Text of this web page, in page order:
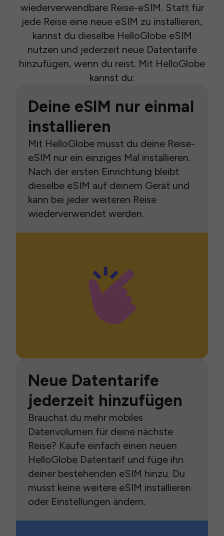
wiederverwendbare Reise-eSIM. Statt für
jede Reise eine neue eSIM zu installieren,
kannst du dieselbe HelloGlobe eSIM
nutzen und jederzeit neue Datentarife
hinzufügen, wenn du reist. Mit HelloGlobe
kannst du:
Deine eSIM nur einmal
installieren
Mit HelloGlobe musst du deine Reise-
eSIM nur ein einziges Mal installieren.
Nach der ersten Einrichtung bleibt
dieselbe eSIM auf deinem Gerät und
kann bei jeder weiteren Reise
wiederverwendet werden.
Neue Datentarife
jederzeit hinzufügen
Brauchst du mehr mobiles
Datenvolumen für deine nächste
Reise? Kaufe einfach einen neuen
HelloGlobe Datentarif und füge ihn
deiner bestehenden eSIM hinzu. Du
musst keine weitere eSIM installieren
oder Einstellungen ändern.